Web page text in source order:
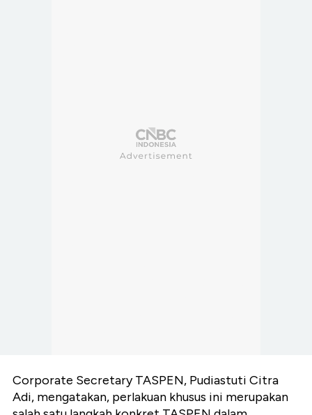
Corporate Secretary TASPEN, Pudiastuti Citra
Adi, mengatakan, perlakuan khusus ini merupakan